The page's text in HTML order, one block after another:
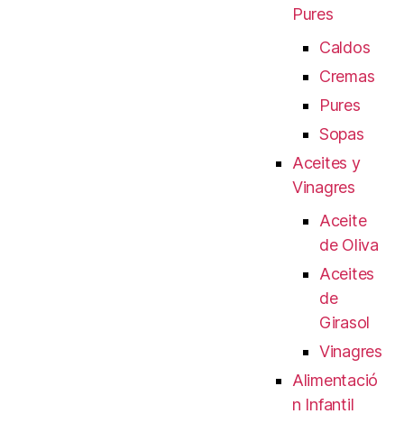
Pures
Caldos
Cremas
Pures
Sopas
Aceites y
Vinagres
Aceite
de Oliva
Aceites
de
Girasol
Vinagres
Alimentació
n Infantil